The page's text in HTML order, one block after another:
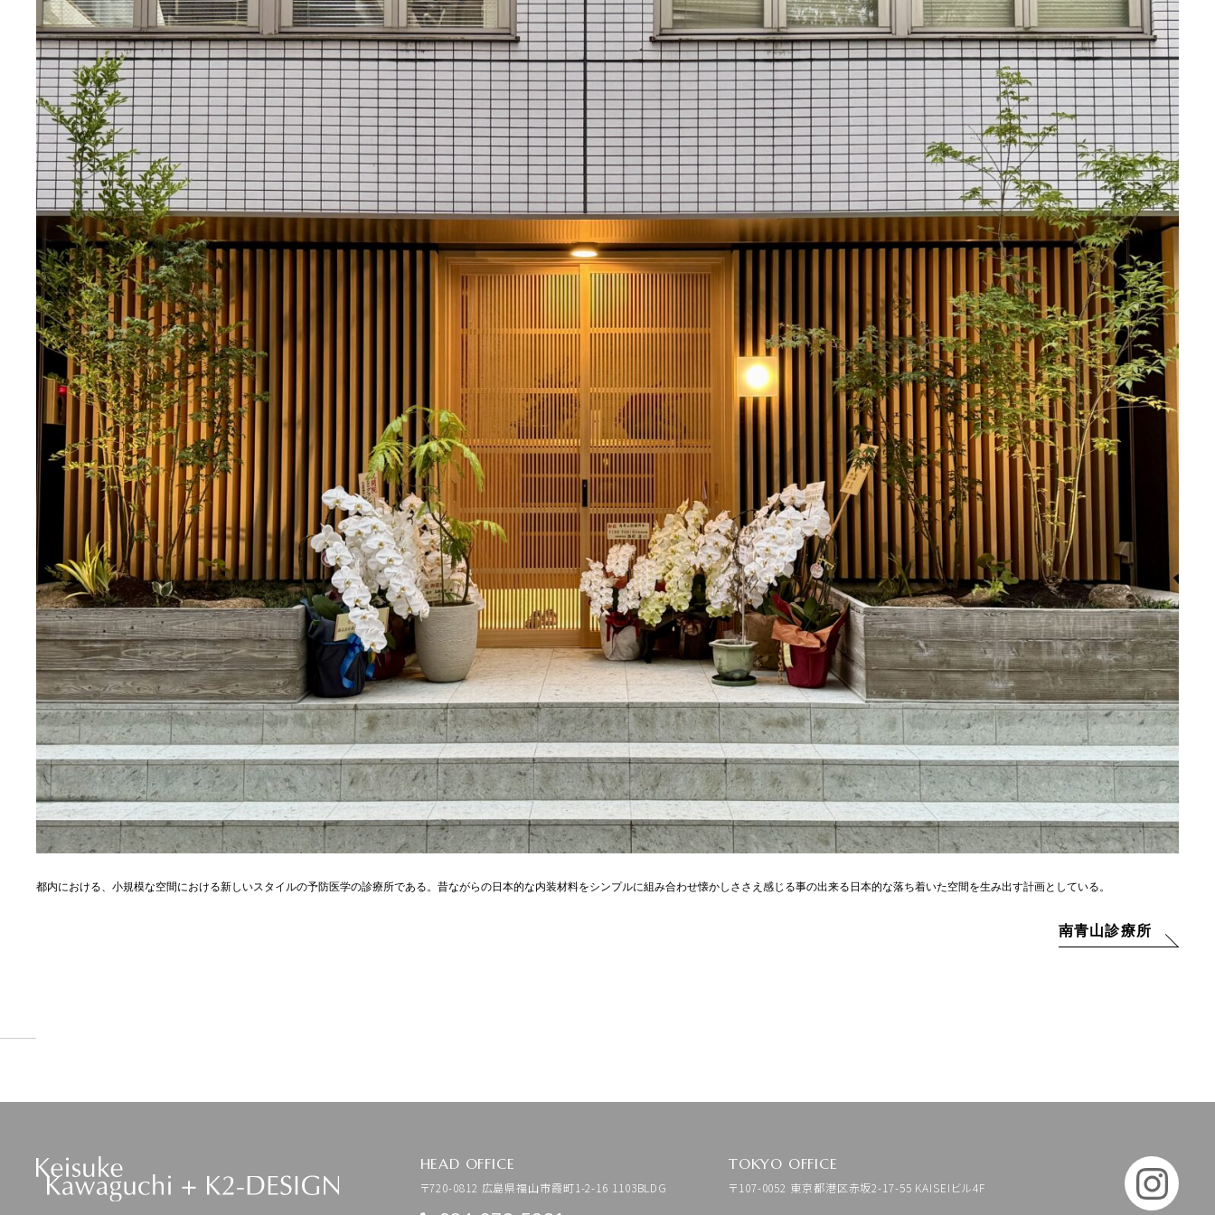
都内における、小規模な空間における新しいスタイルの予防医学の診療所である。昔ながらの日本的な内装材料をシンプルに組み合わせ懐かしささえ感じる事の出来る日本的な落ち着いた空間を生み出す計画としている。
南青山診療所
HEAD OFFICE
〒720-0812 広島県福山市霞町1-2-16 1103BLDG
TOKYO OFFICE
〒107-0052 東京都港区赤坂2-17-55 KAISEIビル4F